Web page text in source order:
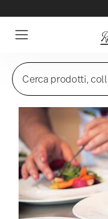
☀️ Summer
Cerca prodotti,